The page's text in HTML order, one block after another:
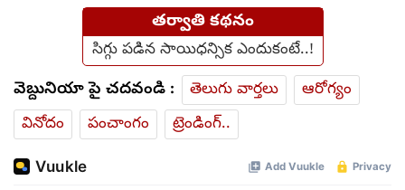
తర్వాతి కథనం
సిగ్గు ప‌డిన సాయిధ‌న్సిక ఎందుకంటే..!
వెబ్దునియా పై చదవండి : తెలుగు వార్తలు
ఆరోగ్యం
వినోదం
పంచాంగం ట్రెండింగ్..